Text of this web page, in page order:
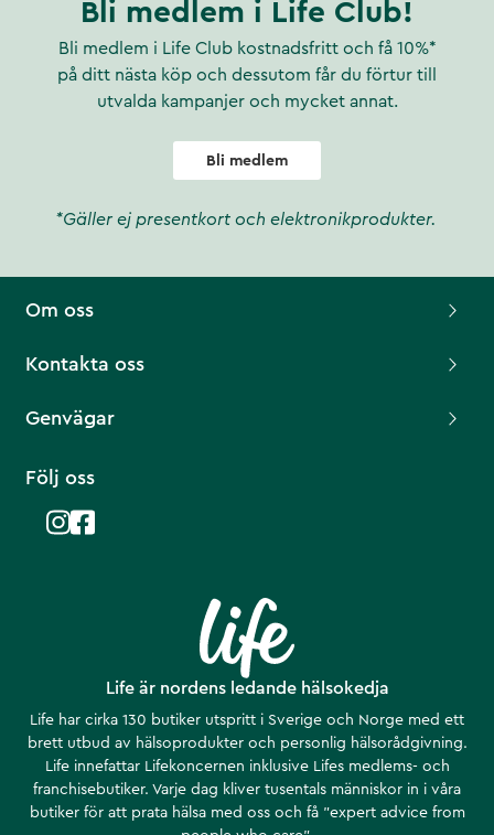
Bli medlem i Life Club!
Bli medlem i Life Club kostnadsfritt och få 10%*
på ditt nästa köp och dessutom får du förtur till
utvalda kampanjer och mycket annat.
Bli medlem
*Gäller ej presentkort och elektronikprodukter.
Life är nordens ledande hälsokedja
Life har cirka 130 butiker utspritt i Sverige och Norge med ett
brett utbud av hälsoprodukter och personlig hälsorådgivning.
Life innefattar Lifekoncernen inklusive Lifes medlems- och
franchisebutiker. Varje dag kliver tusentals människor in i våra
butiker för att prata hälsa med oss och få ”expert advice from
Om oss
Kontakta oss
Genvägar
Följ oss